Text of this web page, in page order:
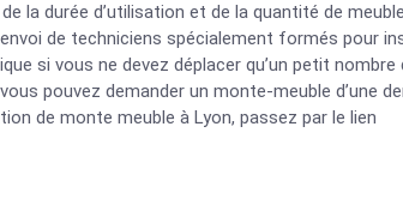
la durée d’utilisation et de la quantité de
de techniciens spécialement formés pour
si vous ne devez déplacer qu’un petit nombre
pouvez demander un monte-meuble d’une
de monte meuble à Lyon, passez par le lien